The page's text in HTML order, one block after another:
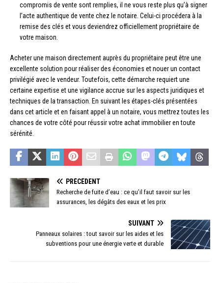
compromis de vente sont remplies, il ne vous reste plus qu’à signer
l’acte authentique de vente chez le notaire. Celui-ci procédera à la
remise des clés et vous deviendrez officiellement propriétaire de
votre maison.
Acheter une maison directement auprès du propriétaire peut être une
excellente solution pour réaliser des économies et nouer un contact
privilégié avec le vendeur. Toutefois, cette démarche requiert une
certaine expertise et une vigilance accrue sur les aspects juridiques et
techniques de la transaction. En suivant les étapes-clés présentées
dans cet article et en faisant appel à un notaire, vous mettrez toutes les
chances de votre côté pour réussir votre achat immobilier en toute
sérénité.
PRÉCÉDENT
Recherche de fuite d’eau : ce qu’il faut savoir sur les
assurances, les dégâts des eaux et les prix
SUIVANT
Panneaux solaires : tout savoir sur les aides et les
subventions pour une énergie verte et durable